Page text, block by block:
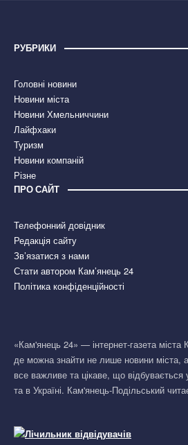
РУБРИКИ
Головні новини
Новини міста
Новини Хмельниччини
Лайфхаки
Туризм
Новини компаній
Різне
ПРО САЙТ
Телефонний довідник
Редакція сайту
Зв’язатися з нами
Стати автором Кам’янець 24
Політика конфіденційності
«Кам'янець 24» — інтернет-газета міста
де можна знайти не лише новини міста,
все важливе та цікаве, що відбувається
та в Україні. Кам'янець-Подільський